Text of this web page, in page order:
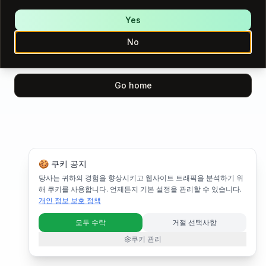
Please try again.
Try again
Go home
🍪 쿠키 공지
당사는 귀하의 경험을 향상시키고 웹사이트 트래픽을 분석하기 위
해 쿠키를 사용합니다. 언제든지 기본 설정을 관리할 수 있습니다.
개인 정보 보호 정책
모두 수락
거절 선택사항
쿠키 관리
No
Yes